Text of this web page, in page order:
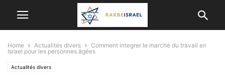
Home Actualités divers
Comment integrer le marché du travail en
Israel pour les personnes âgées
Actualités divers